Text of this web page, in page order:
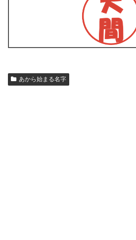
あから始まる名字